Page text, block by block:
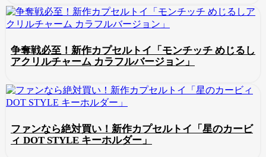
争奪戦必至！新作カプセルトイ「モンチッチ めじるし
アクリルチャーム カラフルバージョン」
ファンなら絶対買い！新作カプセルトイ「星のカービ
ィ DOT STYLE キーホルダー」